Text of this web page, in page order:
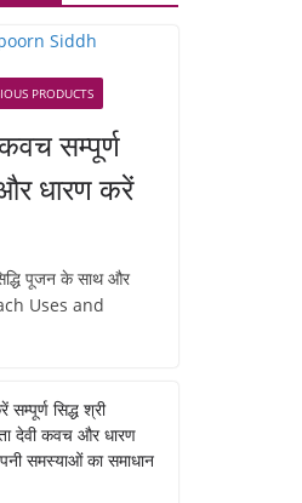
PRODUCTS
सम्पूर्ण
धारण करें
पूजन के साथ और
Uses and
सम्पूर्ण सिद्ध श्री
देवी कवच और धारण
समस्याओं का समाधान